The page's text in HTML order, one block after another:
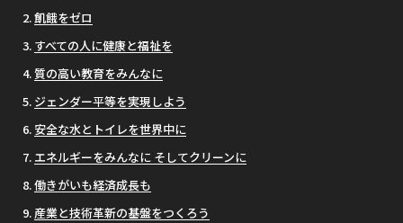
飢餓をゼロ
すべての人に健康と福祉を
質の高い教育をみんなに
ジェンダー平等を実現しよう
安全な水とトイレを世界中に
エネルギーをみんなに そしてクリーンに
働きがいも経済成長も
産業と技術革新の基盤をつくろう